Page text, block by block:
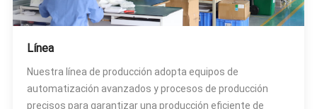
Línea
Nuestra línea de producción adopta equipos de
automatización avanzados y procesos de producción
precisos para garantizar una producción eficiente de